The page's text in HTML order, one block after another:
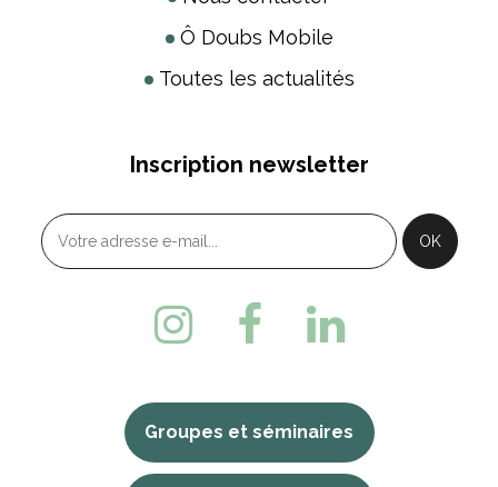
Ô Doubs Mobile
Toutes les actualités
Inscription newsletter
Groupes et séminaires